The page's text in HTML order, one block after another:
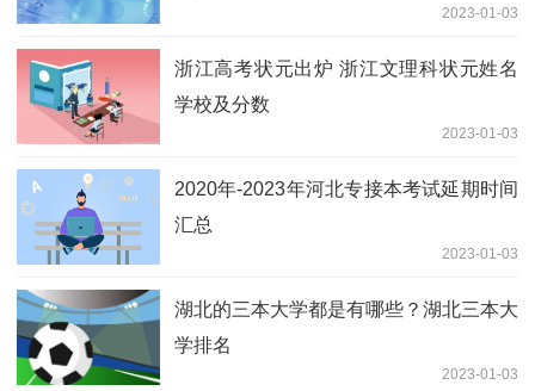
2023-01-03
浙江高考状元出炉 浙江文理科状元姓名
学校及分数
2023-01-03
2020年-2023年河北专接本考试延期时间
汇总
2023-01-03
湖北的三本大学都是有哪些？湖北三本大
学排名
2023-01-03